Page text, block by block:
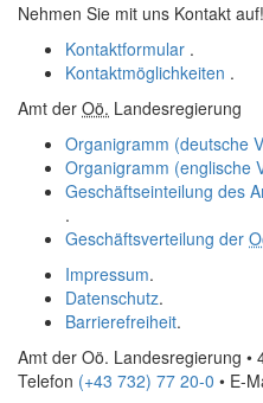
Nehmen Sie mit uns Kontakt auf!
Kontaktformular .
Kontaktmöglichkeiten .
Amt der Oö. Landesregierung
Organigramm (deutsche
Organigramm (englische
Geschäftseinteilung des
.
Geschäftsverteilung der
Impressum.
Datenschutz.
Barrierefreiheit.
Amt der Oö. Landesregierung •
Telefon (+43 732) 77 20-0 • E-